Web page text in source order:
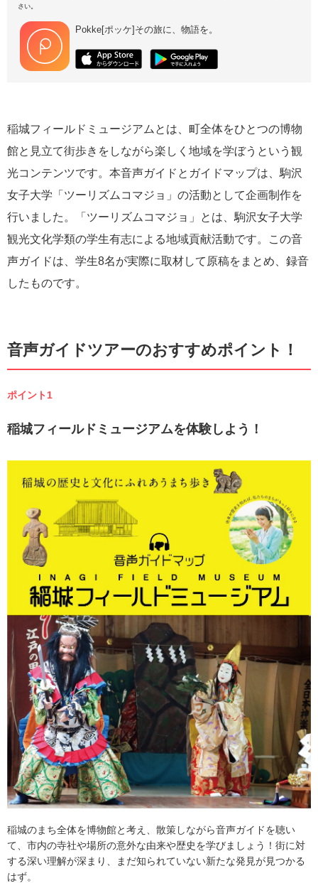
さい。
Pokke[ポッケ]その旅に、物語を。
稲城フィールドミュージアムとは、町全体をひとつの博物
館と見立て街歩きをしながら楽しく地域を学ぼうという観
光コンテンツです。本音声ガイドとガイドマップは、駒沢
女子大学「ツーリズムコマジョ」の活動として企画制作を
行いました。「ツーリズムコマジョ」とは、駒沢女子大学
観光文化学類の学生有志による地域貢献活動です。この音
声ガイドは、学生8名が実際に取材して原稿をまとめ、録音
したものです。
音声ガイドツアーのおすすめポイント！
ポイント1
稲城フィールドミュージアムを体験しよう！
稲城のまち全体を博物館と考え、散策しながら音声ガイドを聴い
て、市内の寺社や場所の意外な由来や歴史を学びましょう！街に対
する深い理解が深まり、まだ知られていない新たな発見が見つかる
はず。